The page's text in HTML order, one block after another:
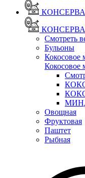
Смотреть
Бульоны
Кокосовое
Кокосовое
Овощная
Фруктовая
Паштет
Рыбная